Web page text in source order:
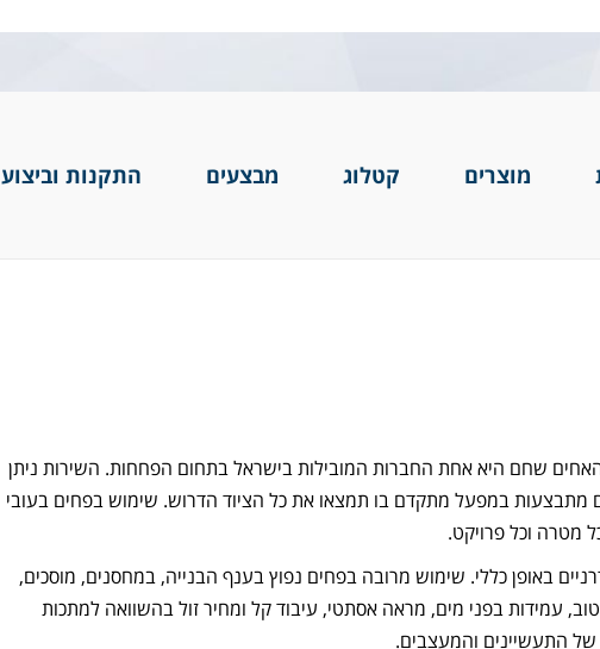
מוצרים קטלוג מבצעים התקנות וביצוע
האחים שחם היא אחת החברות המובילות בישראל בתחום הפחחות. השירות ניתן
מתבצעות במפעל מתקדם בו תמצאו את כל הציוד הדרוש. שימוש בפחים בעובי
מטרה וכל פרויקט.
באופן כללי. שימוש מרובה בפחים נפוץ בענף הבנייה, במחסנים, מוסכים,
טוב, עמידות בפני מים, מראה אסתטי, עיבוד קל ומחיר זול בהשוואה למתכות
התעשיינים והמעצבים.